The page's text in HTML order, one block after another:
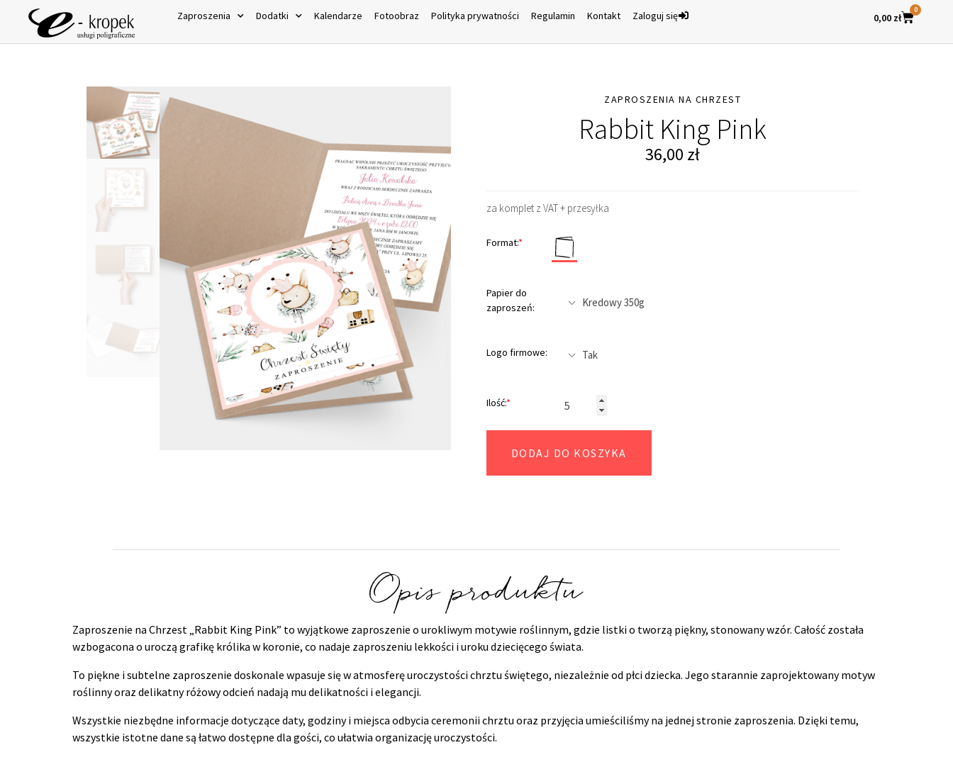
Zaproszenia Dodatki Kalendarze Fotoobraz Polityka prywatności Regulamin Kontakt Zaloguj się 0,00 zł
0
ZAPROSZENIA NA CHRZEST
Rabbit King Pink
36,00 zł
za komplet z VAT + przesyłka
Format:*
Papier do
zaproszeń:
Logo firmowe:
Ilość:*
DODAJ DO KOSZYKA
Opis produktu
Zaproszenie na Chrzest „Rabbit King Pink” to wyjątkowe zaproszenie o urokliwym motywie roślinnym, gdzie listki o tworzą piękny, stonowany wzór. Całość została
wzbogacona o uroczą grafikę królika w koronie, co nadaje zaproszeniu lekkości i uroku dziecięcego świata.
To piękne i subtelne zaproszenie doskonale wpasuje się w atmosferę uroczystości chrztu świętego, niezależnie od płci dziecka. Jego starannie zaprojektowany motyw
roślinny oraz delikatny różowy odcień nadają mu delikatności i elegancji.
Wszystkie niezbędne informacje dotyczące daty, godziny i miejsca odbycia ceremonii chrztu oraz przyjęcia umieściliśmy na jednej stronie zaproszenia. Dzięki temu,
wszystkie istotne dane są łatwo dostępne dla gości, co ułatwia organizację uroczystości.